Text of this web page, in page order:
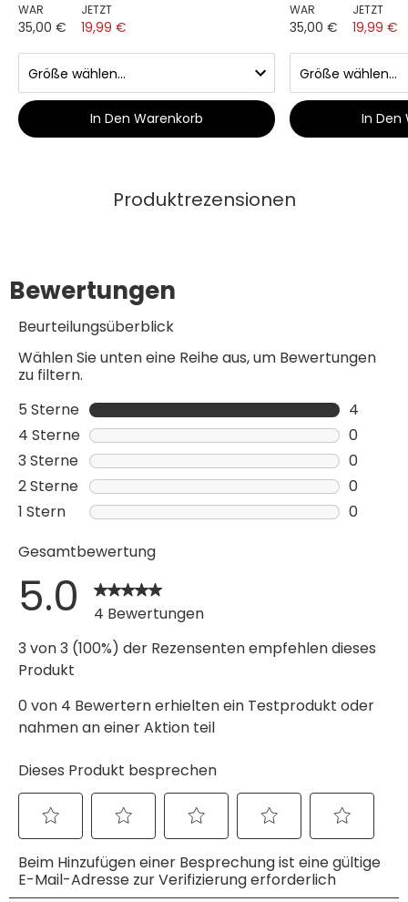
WAR
35,00 €
JETZT
19,99 €
In Den Warenkorb
WAR
35,00 €
JETZT
19,99 €
In Den
Produktrezensionen